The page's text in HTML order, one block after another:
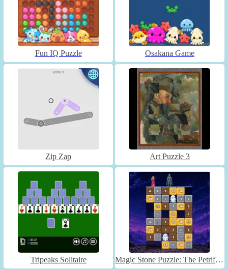
Fun IQ Puzzle Osakana Game
Zip Zap Art Puzzle 3
Tripeaks Solitaire Magic Stone Puzzle: The Petrified Prince